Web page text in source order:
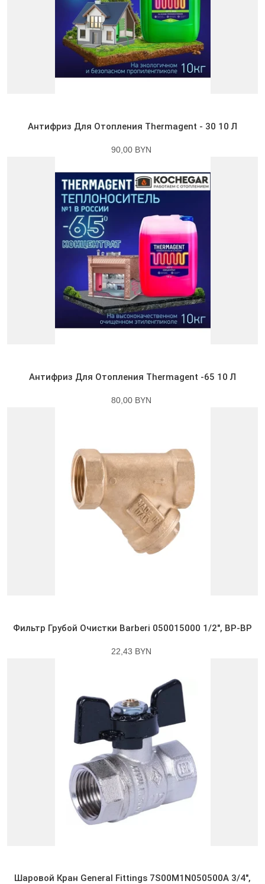
Антифриз Для Отопления Thermagent - 30 10 Л
90,00 BYN
Антифриз Для Отопления Thermagent -65 10 Л
80,00 BYN
Фильтр Грубой Очистки Barberi 050015000 1/2″, ВР-ВР
22,43 BYN
Шаровой Кран General Fittings 7S00M1N050500A 3/4″,